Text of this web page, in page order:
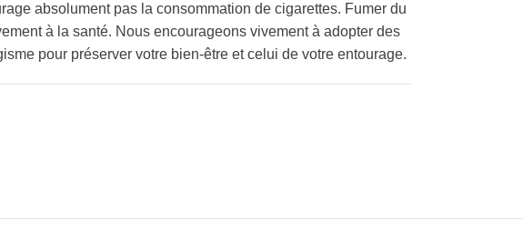
absolument pas la consommation de cigarettes. Fumer du
à la santé. Nous encourageons vivement à adopter des
pour préserver votre bien-être et celui de votre entourage.